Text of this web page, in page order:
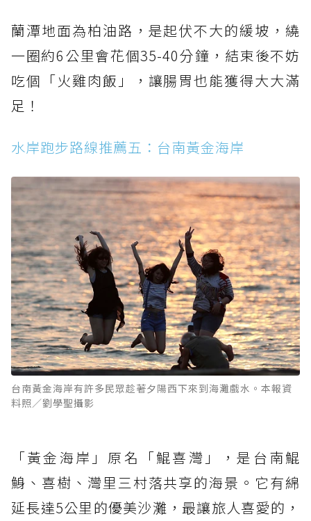
蘭潭地面為柏油路，是起伏不大的緩坡，繞
一圈約6公里會花個35-40分鐘，結束後不妨
吃個「火雞肉飯」，讓腸胃也能獲得大大滿
足！
水岸跑步路線推薦五：台南黃金海岸
台南黃金海岸有許多民眾趁著夕陽西下來到海灘戲水。本報資
料照／劉學聖攝影
「黃金海岸」原名「鯤喜灣」，是台南鯤
鯓、喜樹、灣里三村落共享的海景。它有綿
延長達5公里的優美沙灘，最讓旅人喜愛的，